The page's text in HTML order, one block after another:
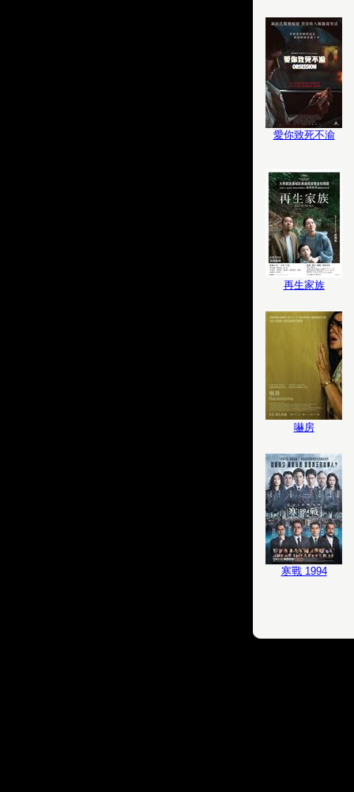
愛你致死不渝
再生家族
嚇房
寒戰 1994